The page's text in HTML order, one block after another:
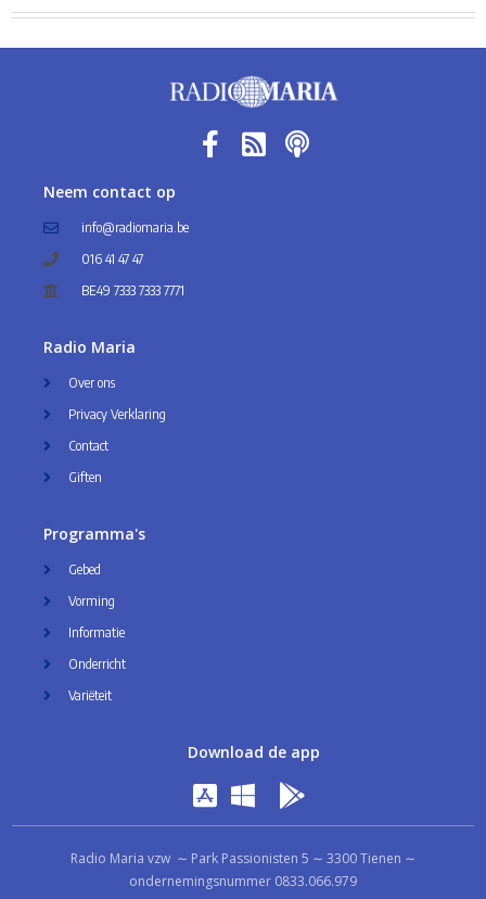
Neem contact op
info@radiomaria.be
016 41 47 47
BE49 7333 7333 7771
Radio Maria
Over ons
Privacy Verklaring
Contact
Giften
Programma's
Gebed
Vorming
Informatie
Onderricht
Variëteit
Download de app
Radio Maria vzw ∼ Park Passionisten 5 ∼ 3300 Tienen ∼
ondernemingsnummer 0833.066.979